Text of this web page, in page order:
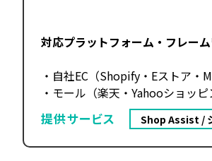
対応プラットフォーム・フレー
・自社EC（Shopify・Eストア・
・モール（楽天・Yahooショッ
提供サービス Shop Assist /